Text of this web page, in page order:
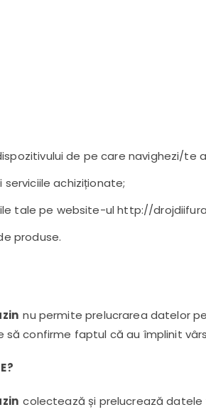
de pe care navighezi/te
achiziționate;
tale pe website-ul http://
produse.
nu permite prelucrarea datelor
confirme faptul că au împlinit
colectează și prelucrează